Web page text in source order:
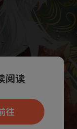
App新用
阅读
往